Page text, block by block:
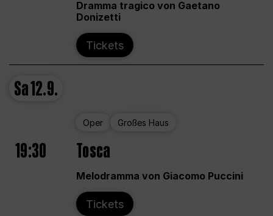
Dramma tragico von Gaetano
Donizetti
Tickets
Sa12.9.
Oper Großes Haus
19:30 Tosca
Melodramma von Giacomo Puccini
Tickets